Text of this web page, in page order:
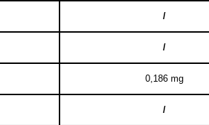
/
/
0,186 mg
/